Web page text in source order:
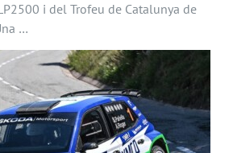
i del Trofeu de Catalunya de
…